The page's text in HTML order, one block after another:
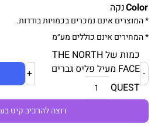
Colorנקה
* המוצרים אינם נמכרים בכמויות בודדות.
* המחירים אינם כוללים מע״מ
-
כמות של THE NORTH
FACE מעיל פליס גברים
QUEST
+
רוצה להרכיב קיט